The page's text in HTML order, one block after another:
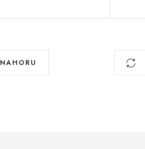
NAHORU